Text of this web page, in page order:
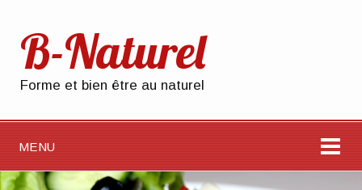
B-Naturel
Forme et bien être au naturel
MENU